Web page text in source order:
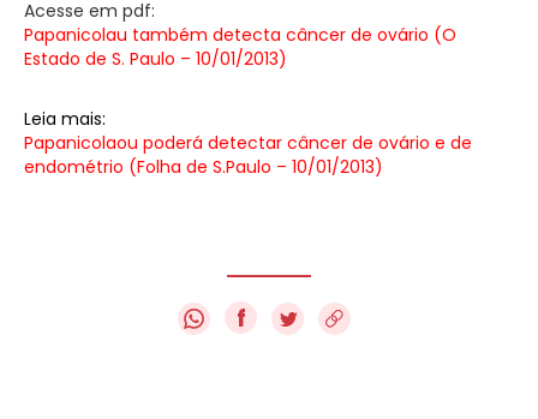
Acesse em pdf:
Papanicolau também detecta câncer de ovário (O
Estado de S. Paulo – 10/01/2013)
Leia mais:
Papanicolaou poderá detectar câncer de ovário e de
endométrio (Folha de S.Paulo – 10/01/2013)
f